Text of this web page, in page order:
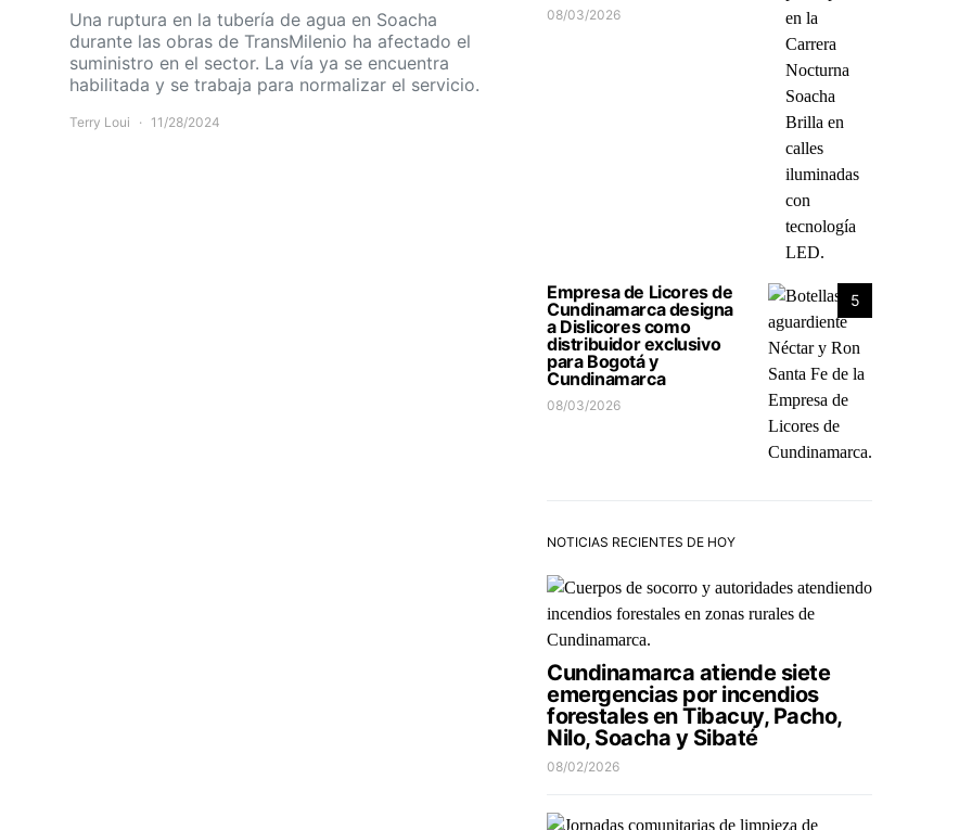
Una ruptura en la tubería de agua en Soacha
durante las obras de TransMilenio ha afectado el
suministro en el sector. La vía ya se encuentra
habilitada y se trabaja para normalizar el servicio.
Terry Loui 11/28/2024
08/03/2026
5
Empresa de Licores de
Cundinamarca designa
a Dislicores como
distribuidor exclusivo
para Bogotá y
Cundinamarca
08/03/2026
NOTICIAS RECIENTES DE HOY
Cundinamarca atiende siete
emergencias por incendios
forestales en Tibacuy, Pacho,
Nilo, Soacha y Sibaté
08/02/2026